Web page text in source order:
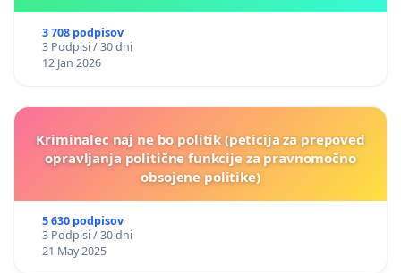
3 708 podpisov
3 Podpisi / 30 dni
12 Jan 2026
Kriminalec naj ne bo politik (peticija za prepoved
opravljanja politične funkcije za pravnomočno
obsojene politike)
5 630 podpisov
3 Podpisi / 30 dni
21 May 2025